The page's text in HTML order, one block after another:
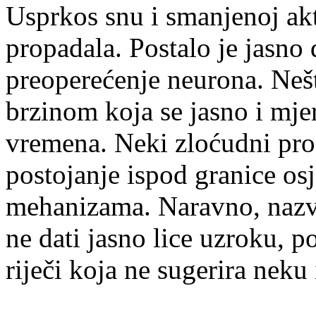
Usprkos snu i smanjenoj
propadala. Postalo je
preoperećenje neurona.
brzinom koja se jasno i
vremena. Neki zloćudni
postojanje ispod granice
mehanizama. Naravno,
ne dati jasno lice uzroku,
riječi koja ne sugerira